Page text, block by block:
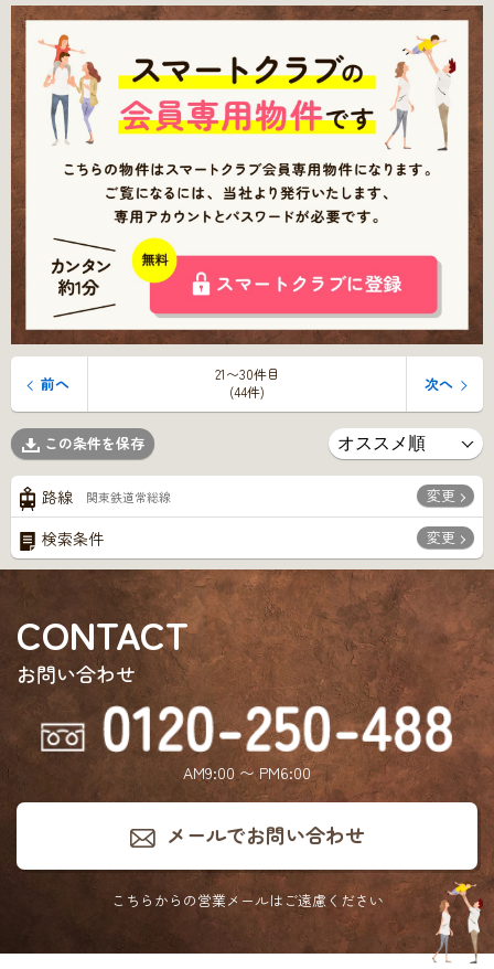
21〜30件目
(44件)
前へ 次へ
この条件を保存
路線 関東鉄道常総線 変更
検索条件 変更
CONTACT
お問い合わせ
AM9:00 〜 PM6:00
メールでお問い合わせ
こちらからの営業メールはご遠慮ください